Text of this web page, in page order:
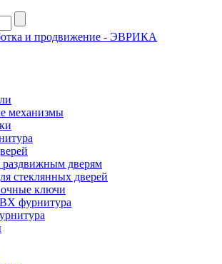
и продвижение - ЭВРИКА
механизмы
дверям
стеклянных дверей
ключи
фурнитура